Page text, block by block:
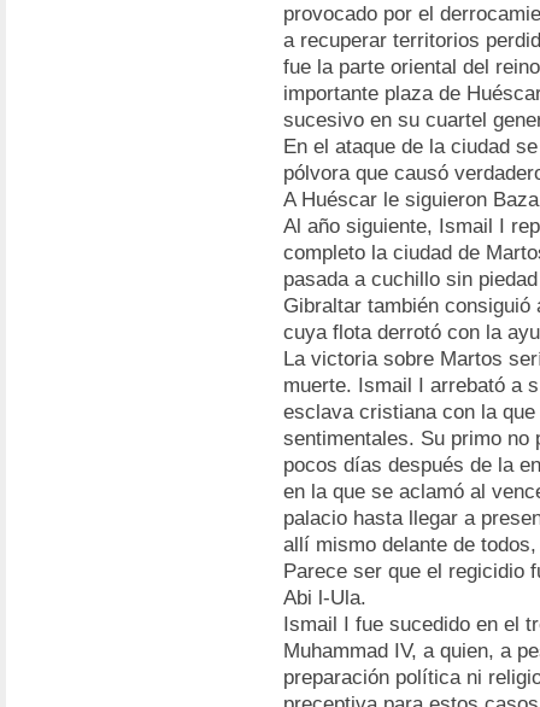
provocado por el
a recuperar territorios
fue la parte oriental del
importante plaza de
sucesivo en su cuartel
En el ataque de la ciudad
pólvora que causó
A Huéscar le siguieron
Al año siguiente, Ismail I
completo la ciudad de
pasada a cuchillo sin
Gibraltar también
cuya flota derrotó con la
La victoria sobre Martos
muerte. Ismail I arrebató a
esclava cristiana con la
sentimentales. Su primo no
pocos días después de la
en la que se aclamó al
palacio hasta llegar a
allí mismo delante de
Parece ser que el regicidio
Abi l-Ula.
Ismail I fue sucedido en el
Muhammad IV, a quien, a
preparación política ni